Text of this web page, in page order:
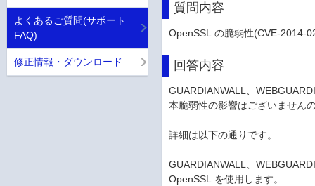
質問内容
OpenSSL の脆弱性(CVE-2014-
回答内容
GUARDIANWALL、
本脆弱性の影響はございません
詳細は以下の通りです。
GUARDIANWALL、
OpenSSL を使用します。
よくあるご質問(サポート
FAQ)
修正情報・ダウンロード